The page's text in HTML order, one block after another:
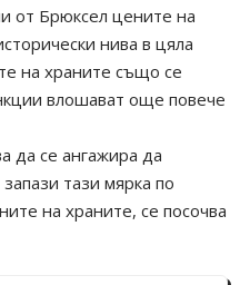
от Брюксел цените на
нива в цяла
на храните също се
влошават още повече
да се ангажира да
тази мярка по
на храните, се посочва